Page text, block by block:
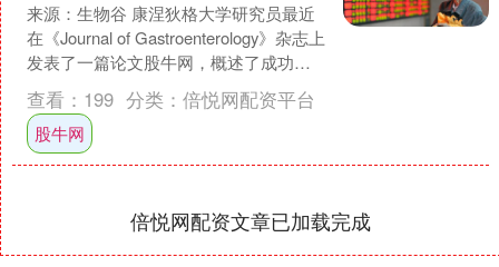
来源：生物谷 康涅狄格大学研究员最近
在《Journal of Gastroenterology》杂志上
发表了一篇论文股牛网，概述了成功地
将线粒体传递到肝细胞的实....
查看： 199 分类： 倍悦网配资平台
股牛网
倍悦网配资文章已加载完成